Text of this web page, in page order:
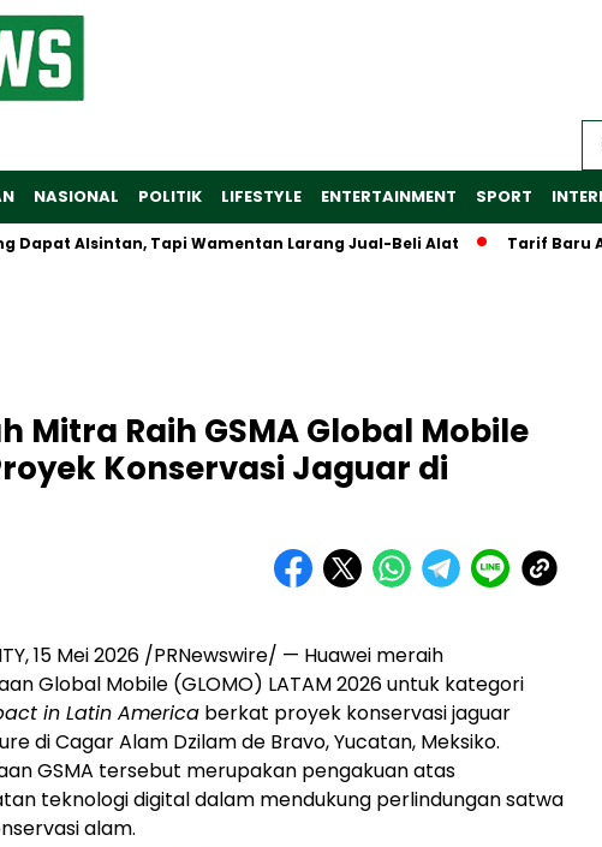
NASIONAL POLITIK LIFESTYLE ENTERTAINMENT SPORT
Alsintan, Tapi Wamentan Larang Jual-Beli Alat Tarif Baru
Mitra Raih GSMA Global Mobile
Konservasi Jaguar di
15 Mei 2026 /PRNewswire/ — Huawei meraih
Global Mobile (GLOMO) LATAM 2026 untuk kategori
in Latin America berkat proyek konservasi jaguar
di Cagar Alam Dzilam de Bravo, Yucatan, Meksiko.
GSMA tersebut merupakan pengakuan atas
teknologi digital dalam mendukung perlindungan satwa
alam.